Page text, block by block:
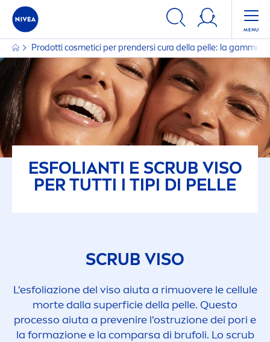
Prodotti cosmetici per prendersi cura della pelle: la gamma
ESFOLIANTI E SCRUB VISO
PER TUTTI I TIPI DI PELLE
SCRUB VISO
L'esfoliazione del viso aiuta a rimuovere le cellule
morte dalla superficie della pelle. Questo
processo aiuta a prevenire l'ostruzione dei pori e
la formazione e la comparsa di brufoli. Lo scrub